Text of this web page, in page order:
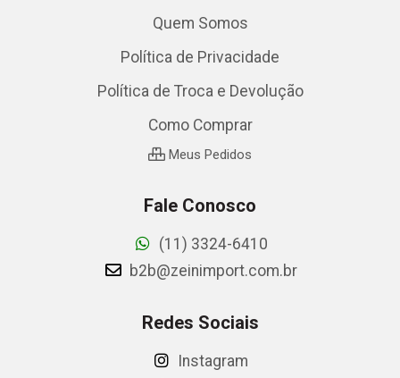
Quem Somos
Política de Privacidade
Política de Troca e Devolução
Como Comprar
Meus Pedidos
Fale Conosco
(11) 3324-6410
b2b@zeinimport.com.br
Redes Sociais
Instagram